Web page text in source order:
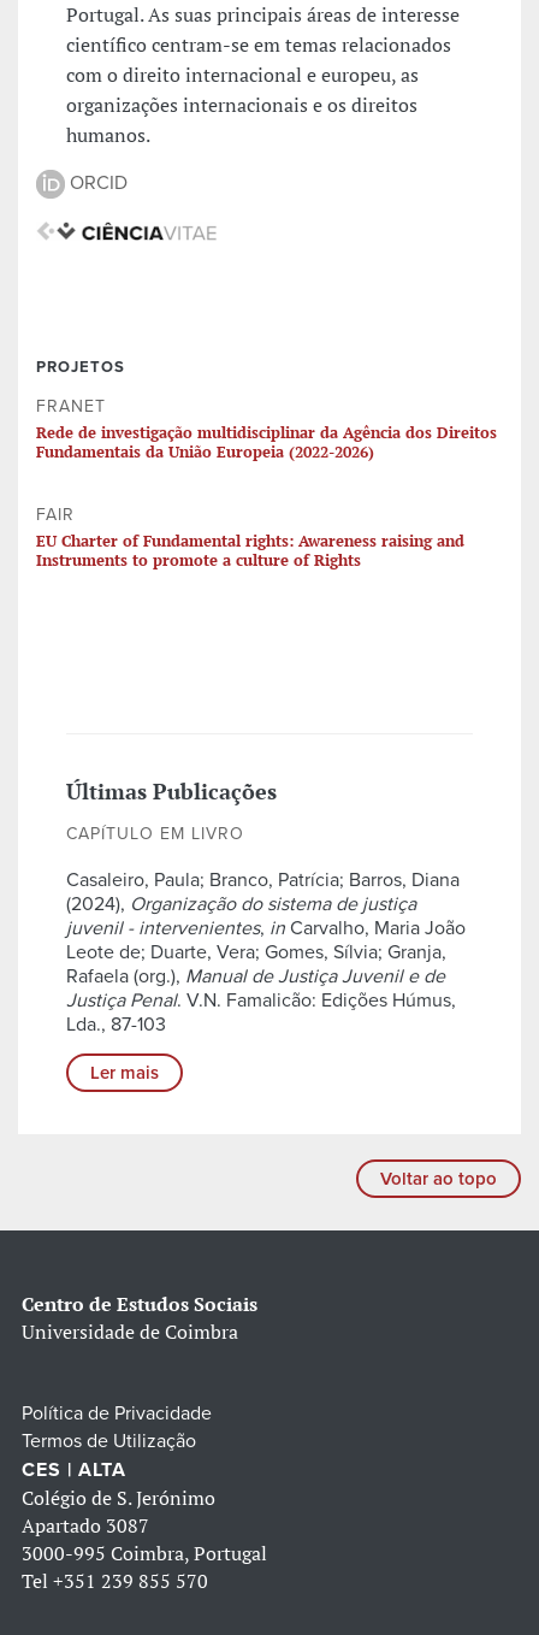
Portugal. As suas principais áreas de interesse
científico centram-se em temas relacionados
com o direito internacional e europeu, as
organizações internacionais e os direitos
humanos.
ORCID
PROJETOS
FRANET
Rede de investigação multidisciplinar da Agência dos Direitos
Fundamentais da União Europeia (2022-2026)
FAIR
EU Charter of Fundamental rights: Awareness raising and
Instruments to promote a culture of Rights
Últimas Publicações
CAPÍTULO EM LIVRO
Casaleiro, Paula; Branco, Patrícia; Barros, Diana
(2024), Organização do sistema de justiça
juvenil - intervenientes, in Carvalho, Maria João
Leote de; Duarte, Vera; Gomes, Sílvia; Granja,
Rafaela (org.), Manual de Justiça Juvenil e de
Justiça Penal. V.N. Famalicão: Edições Húmus,
Lda., 87-103
Ler mais
Voltar ao topo
Centro de Estudos Sociais
Universidade de Coimbra
Política de Privacidade
Termos de Utilização
CES | ALTA
Colégio de S. Jerónimo
Apartado 3087
3000-995 Coimbra, Portugal
Tel +351 239 855 570